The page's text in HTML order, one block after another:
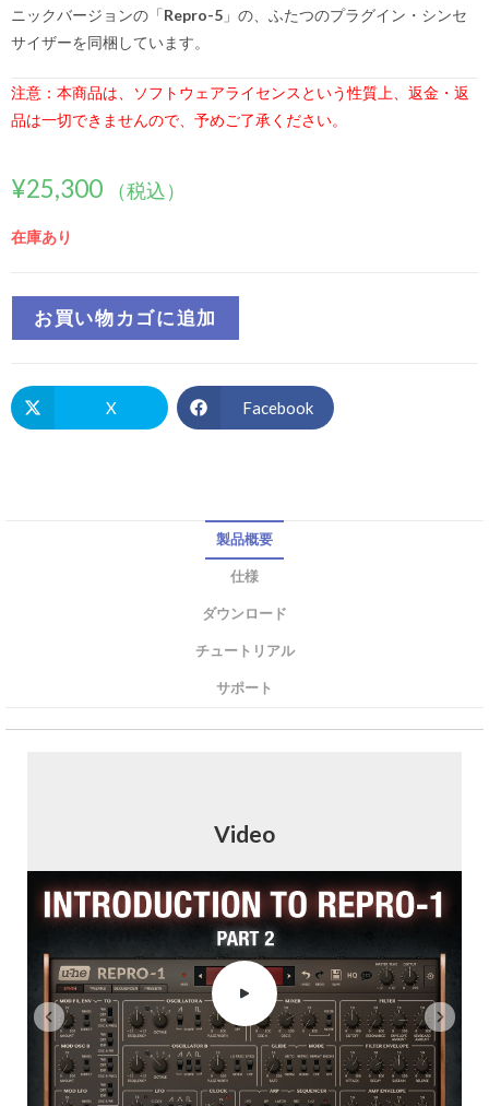
ニックバージョンの「Repro-5 」の、ふたつのプラグイン・シンセ
サイザーを同梱しています。
注意：本商品は、ソフトウェアライセンスという性質上、 返金・返
品は一切できませんので、予めご了承ください。
¥25,300 （税込）
在庫あり
お買い物カゴに追加
X Facebook
製品概要
仕様
ダウンロード
チュートリアル
サポート
Video